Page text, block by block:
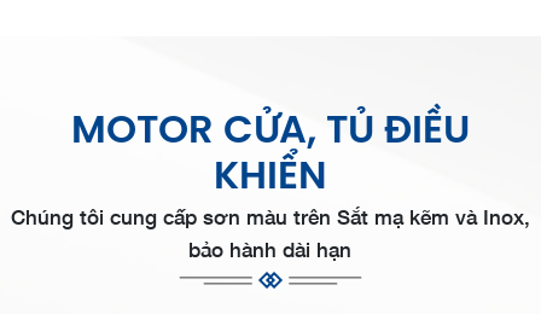
MOTOR CỬA, TỦ ĐIỀU
KHIỂN
Chúng tôi cung cấp sơn màu trên Sắt mạ kẽm và Inox,
bảo hành dài hạn